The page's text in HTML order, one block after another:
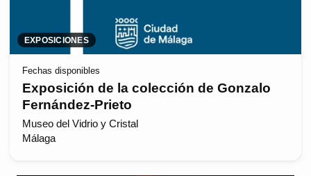
EXPOSICIONES
Fechas disponibles
Exposición de la colección de Gonzalo
Fernández-Prieto
Museo del Vidrio y Cristal
Málaga